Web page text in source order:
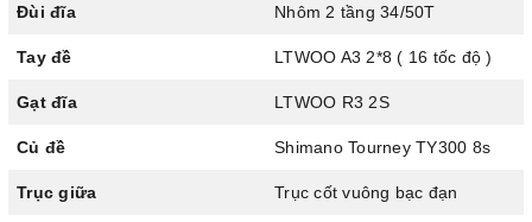
đĩa LTWOO R3 và củ đề Shimano Tourney TY300, cho khả
13-28T giúp người lái dễ dàng điều chỉnh tốc độ, cân bằng
giữa sức mạnh và độ linh hoạt.
Đùi đĩa Nhôm 2 tầng 34/50T
Tay đề LTWOO A3 2*8 ( 16 tốc độ )
Gạt đĩa LTWOO R3 2S
Củ đề Shimano Tourney TY300 8s
Trục giữa Trục cốt vuông bạc đạn